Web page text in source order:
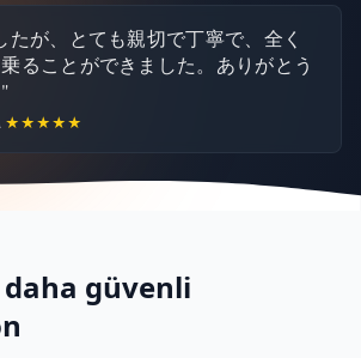
が、とても親切で丁寧で、全く
ることができました。ありがとう
★★★★★
güvenli